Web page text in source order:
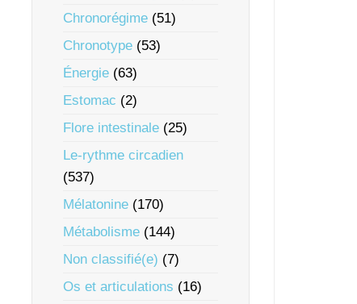
Chronorégime (51)
Chronotype (53)
Énergie (63)
Estomac (2)
Flore intestinale (25)
Le-rythme circadien
(537)
Mélatonine (170)
Métabolisme (144)
Non classifié(e) (7)
Os et articulations (16)